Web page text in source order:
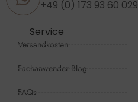
+49 (0) 173 93 60 029
Service
Versandkosten
Fachanwender Blog
FAQs